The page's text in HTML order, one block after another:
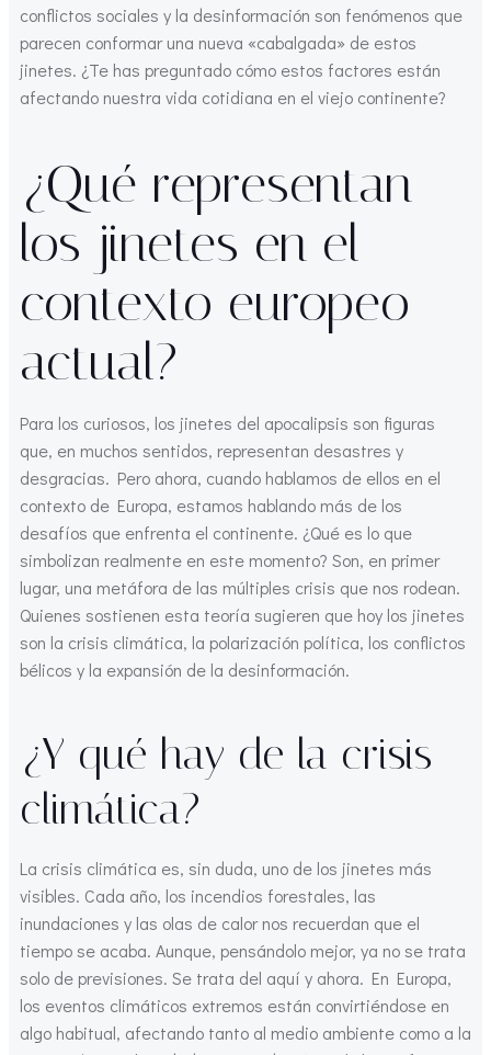
conflictos sociales y la desinformación son fenómenos que
parecen conformar una nueva «cabalgada» de estos
jinetes. ¿Te has preguntado cómo estos factores están
afectando nuestra vida cotidiana en el viejo continente?
¿Qué representan
los jinetes en el
contexto europeo
actual?
Para los curiosos, los jinetes del apocalipsis son figuras
que, en muchos sentidos, representan desastres y
desgracias. Pero ahora, cuando hablamos de ellos en el
contexto de Europa, estamos hablando más de los
desafíos que enfrenta el continente. ¿Qué es lo que
simbolizan realmente en este momento? Son, en primer
lugar, una metáfora de las múltiples crisis que nos rodean.
Quienes sostienen esta teoría sugieren que hoy los jinetes
son la crisis climática, la polarización política, los conflictos
bélicos y la expansión de la desinformación.
¿Y qué hay de la crisis
climática?
La crisis climática es, sin duda, uno de los jinetes más
visibles. Cada año, los incendios forestales, las
inundaciones y las olas de calor nos recuerdan que el
tiempo se acaba. Aunque, pensándolo mejor, ya no se trata
solo de previsiones. Se trata del aquí y ahora. En Europa,
los eventos climáticos extremos están convirtiéndose en
algo habitual, afectando tanto al medio ambiente como a la